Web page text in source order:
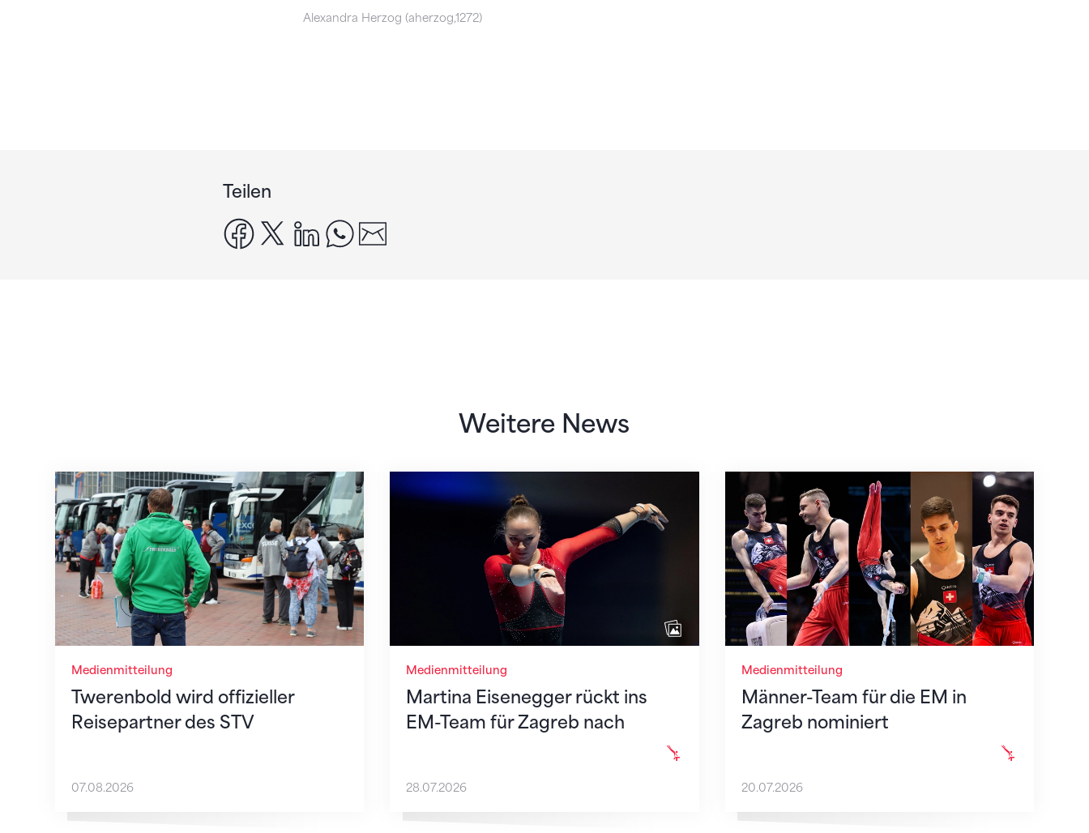
Alexandra Herzog (aherzog,1272)
Teilen
facebook
x linkedinwhatsapp
Weitere News
Medienmitteilung
Twerenbold wird offizieller
Reisepartner des STV
Twerenbold wird offizieller Reisepartner des STV
07.08.2026
Medienmitteilung
Martina Eisenegger rückt ins
EM-Team für Zagreb nach
Martina Eisenegger rückt ins EM-Team für Zagreb nach
28.07.2026
Medienmitteilung
Männer-Team für die EM in
Zagreb nominiert
Männer-Team für die EM in Zagreb nominiert
20.07.2026